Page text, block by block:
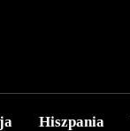
Hiszpania